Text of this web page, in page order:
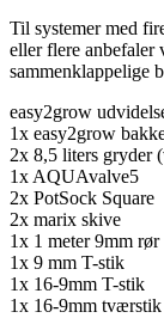
Til systemer med
eller flere
sammenklappelige
easy2grow
1x easy2grow
2x 8,5 liters gryder
1x AQUAvalve5
2x PotSock Square
2x marix skive
1x 1 meter 9mm rør
1x 9 mm T-stik
1x 16-9mm T-stik
1x 16-9mm tværstik